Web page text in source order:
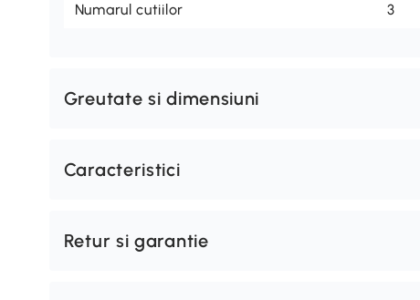
Numarul cutiilor 3
Greutate si dimensiuni
Caracteristici
Retur si garantie